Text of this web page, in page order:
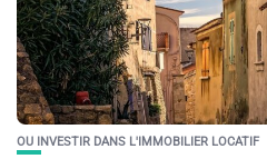
OU INVESTIR DANS L'IMMOBILIER LOCATIF